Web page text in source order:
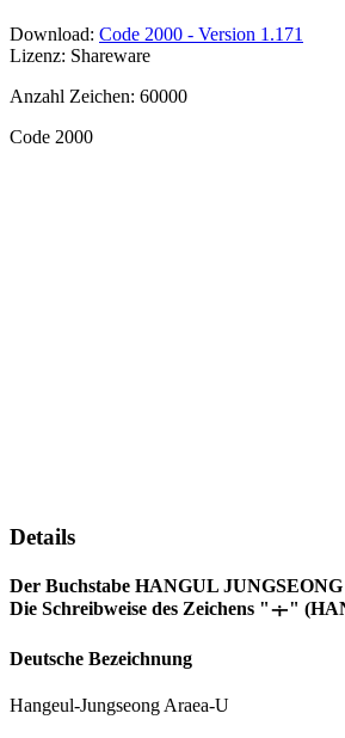
Download: Code 2000 - Version 1.171
Lizenz: Shareware
Anzahl Zeichen: 60000
Code 2000
Details
Der Buchstabe HANGUL
Die Schreibweise des Zeichens "ᆠ"
Deutsche Bezeichnung
Hangeul-Jungseong Araea-U